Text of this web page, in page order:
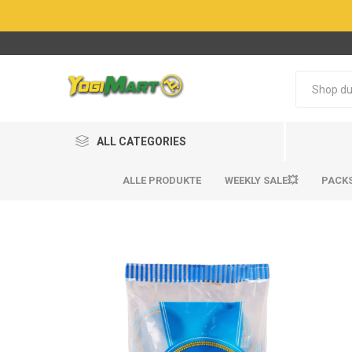
ALL CATEGORIES
ALLE PRODUKTE WEEKLY SALE💥